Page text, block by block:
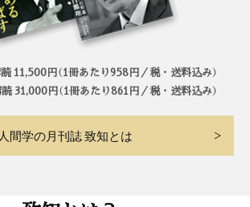
11,500円（1冊あたり958円／税・送料込み）
31,000円（1冊あたり861円／税・送料込み）
人間学の月刊誌 致知とは